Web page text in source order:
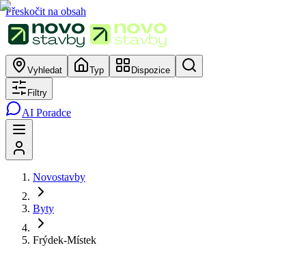
Přeskočit na obsah
Vyhledat Typ Dispozice
Filtry
AI Poradce
Novostavby
Byty
Frýdek-Místek